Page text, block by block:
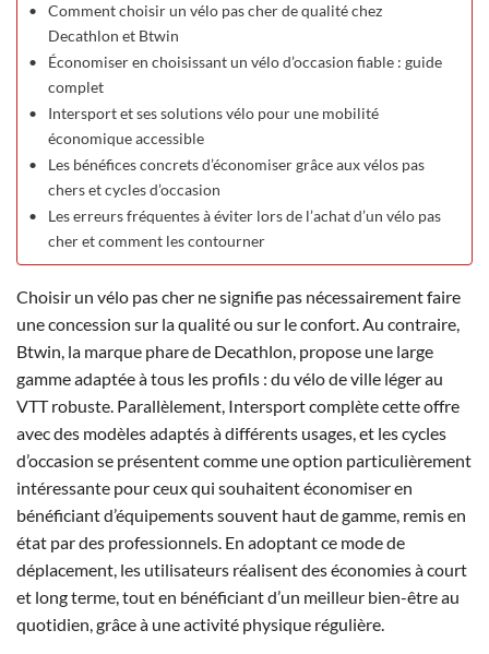
Comment choisir un vélo pas cher de qualité chez
Decathlon et Btwin
Économiser en choisissant un vélo d’occasion fiable : guide
complet
Intersport et ses solutions vélo pour une mobilité
économique accessible
Les bénéfices concrets d’économiser grâce aux vélos pas
chers et cycles d’occasion
Les erreurs fréquentes à éviter lors de l’achat d’un vélo pas
cher et comment les contourner
Choisir un vélo pas cher ne signifie pas nécessairement faire
une concession sur la qualité ou sur le confort. Au contraire,
Btwin, la marque phare de Decathlon, propose une large
gamme adaptée à tous les profils : du vélo de ville léger au
VTT robuste. Parallèlement, Intersport complète cette offre
avec des modèles adaptés à différents usages, et les cycles
d’occasion se présentent comme une option particulièrement
intéressante pour ceux qui souhaitent économiser en
bénéficiant d’équipements souvent haut de gamme, remis en
état par des professionnels. En adoptant ce mode de
déplacement, les utilisateurs réalisent des économies à court
et long terme, tout en bénéficiant d’un meilleur bien-être au
quotidien, grâce à une activité physique régulière.